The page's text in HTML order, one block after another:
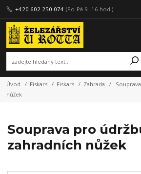
+420 602 250 074 (Po-Pá 9 -16 hod.)
Úvod Fiskars Fiskars Zahrada
nůžek
Souprava pro
zahradních nůžek